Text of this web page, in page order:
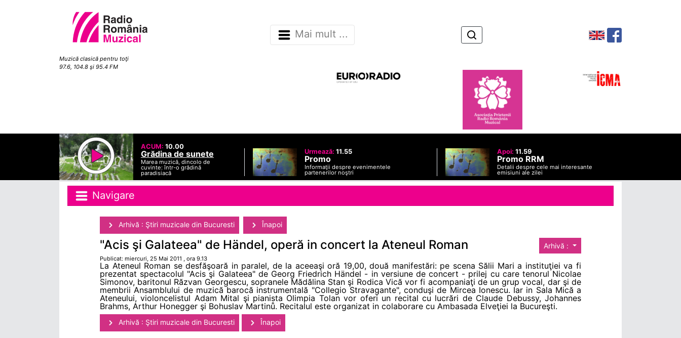
Muzică clasică pentru toţi
97.6, 104.8 şi 95.4 FM
Mai mult ...
ACUM: 10.00
Grădina de sunete
Marea muzică, dincolo de
cuvinte: într-o grădină
paradisiacă
Urmează: 11.55
Promo
Informaţii despre evenimentele
partenerilor noştri
Apoi: 11.59
Promo RRM
Detalii despre cele mai interesante
emisiuni ale zilei
Navigare
Arhivă : Ştiri muzicale din Bucuresti Înapoi
Arhivă :
"Acis şi Galateea" de Händel, operă in concert la Ateneul Roman
Publicat: miercuri, 25 Mai 2011 , ora 9.13
La Ateneul Roman se desfăşoară in paralel, de la aceeaşi oră 19,00, două manifestări: pe scena Sălii Mari a instituţiei va fi
prezentat spectacolul "Acis şi Galateea" de Georg Friedrich Händel - in versiune de concert - prilej cu care tenorul Nicolae
Simonov, baritonul Răzvan Georgescu, sopranele Mădălina Stan şi Rodica Vică vor fi acompaniaţi de un grup vocal, dar şi de
membrii Ansamblului de muzică barocă instrumentală "Collegio Stravagante", conduşi de Mircea Ionescu. Iar in Sala Mică a
Ateneului, violoncelistul Adam Mital şi pianista Olimpia Tolan vor oferi un recital cu lucrări de Claude Debussy, Johannes
Brahms, Arthur Honegger şi Bohuslav Martinů. Recitalul este organizat in colaborare cu Ambasada Elveţiei la Bucureşti.
Arhivă : Ştiri muzicale din Bucuresti Înapoi